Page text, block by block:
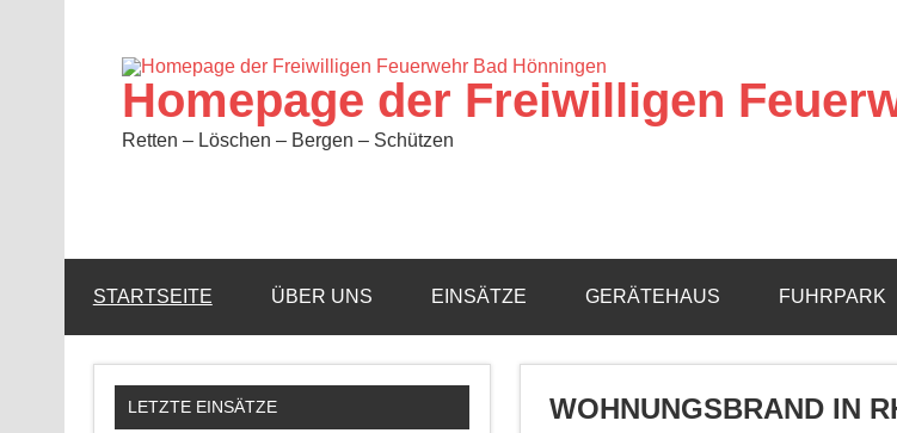
Homepage der Freiwilligen
Retten – Löschen – Bergen – Schützen
STARTSEITE ÜBER UNS EINSÄTZE GERÄTEHAUS FUHRPARK
WOHNUNGSBRAND IN
LETZTE EINSÄTZE